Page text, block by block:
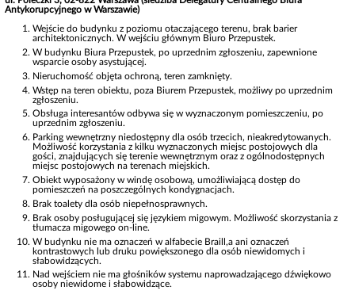
Antykorupcyjnego w Warszawie)
Wejście do budynku z poziomu otaczającego terenu, brak barier
architektonicznych. W wejściu głównym Biuro Przepustek.
W budynku Biura Przepustek, po uprzednim zgłoszeniu, zapewnione
wsparcie osoby asystującej.
Nieruchomość objęta ochroną, teren zamknięty.
Wstęp na teren obiektu, poza Biurem Przepustek, możliwy po uprzednim
zgłoszeniu.
Obsługa interesantów odbywa się w wyznaczonym pomieszczeniu, po
uprzednim zgłoszeniu.
Parking wewnętrzny niedostępny dla osób trzecich, nieakredytowanych.
Możliwość korzystania z kilku wyznaczonych miejsc postojowych dla
gości, znajdujących się terenie wewnętrznym oraz z ogólnodostępnych
miejsc postojowych na terenach miejskich.
Obiekt wyposażony w windę osobową, umożliwiającą dostęp do
pomieszczeń na poszczególnych kondygnacjach.
Brak toalety dla osób niepełnosprawnych.
Brak osoby posługującej się językiem migowym. Możliwość skorzystania z
tłumacza migowego on-line.
W budynku nie ma oznaczeń w alfabecie Braill,a ani oznaczeń
kontrastowych lub druku powiększonego dla osób niewidomych i
słabowidzących.
Nad wejściem nie ma głośników systemu naprowadzającego dźwiękowo
osoby niewidome i słabowidzące.